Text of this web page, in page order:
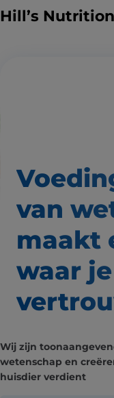
Hill’s
van
maakt
waar
Wij zijn
wetenschap en
huisdier verdient